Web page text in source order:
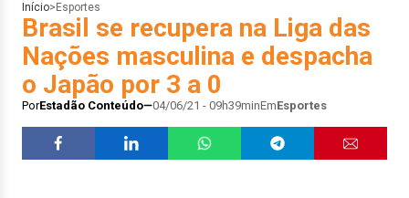
Início> Esportes
Brasil se recupera na Liga das
Nações masculina e despacha
o Japão por 3 a 0
PorEstadão Conteúdo 04/06/21 - 09h39minEmEsportes